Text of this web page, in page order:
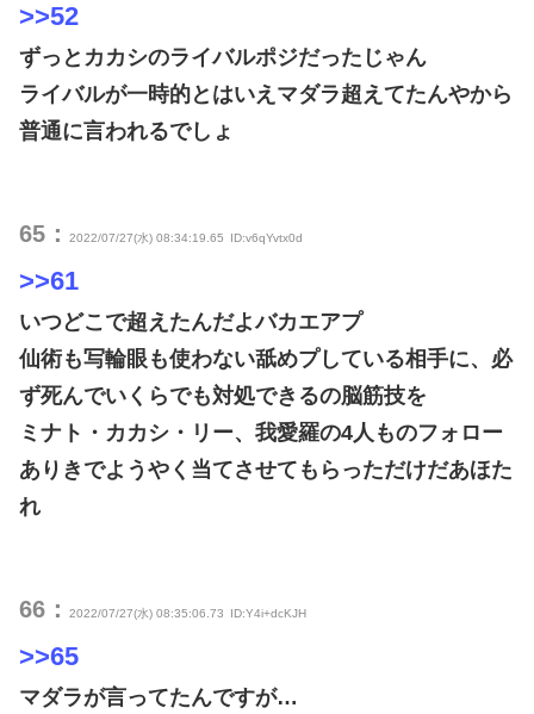
>>52
ずっとカカシのライバルポジだったじゃん
ライバルが一時的とはいえマダラ超えてたんやから
普通に言われるでしょ
65： 2022/07/27(水) 08:34:19.65 ID:v6qYvtx0d
>>61
いつどこで超えたんだよバカエアプ
仙術も写輪眼も使わない舐めプしている相手に、必
ず死んでいくらでも対処できるの脳筋技を
ミナト・カカシ・リー、我愛羅の4人ものフォロー
ありきでようやく当てさせてもらっただけだあほた
れ
66： 2022/07/27(水) 08:35:06.73 ID:Y4i+dcKJH
>>65
マダラが言ってたんですが…